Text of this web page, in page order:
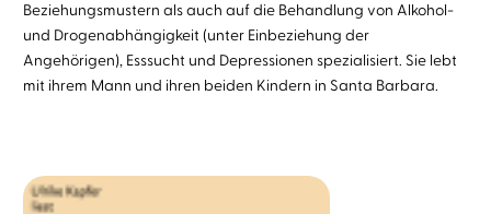
Beziehungsmustern als auch auf die Behandlung von Alkohol-
und Drogenabhängigkeit (unter Einbeziehung der
Angehörigen), Esssucht und Depressionen spezialisiert. Sie lebt
mit ihrem Mann und ihren beiden Kindern in Santa Barbara.